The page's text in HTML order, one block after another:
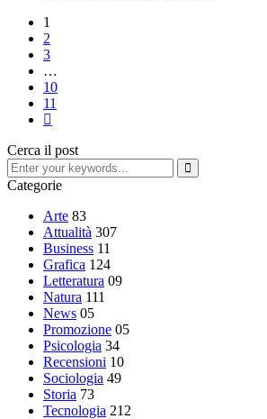
1
2
3
…
10
11
Cerca il post
Categorie
Arte 83
Attualità 307
Business 11
Grafica 124
Letteratura 09
Natura 111
News 05
Promozione 05
Psicologia 34
Recensioni 10
Sociologia 49
Storia 73
Tecnologia 212